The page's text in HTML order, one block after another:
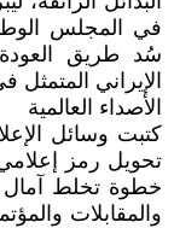
في المجلس
سُد طريق
الإيراني
الأصداء العالمية
كتبت وسائل
تحويل رمز
خطوة تخلط آمال
والمقابلات